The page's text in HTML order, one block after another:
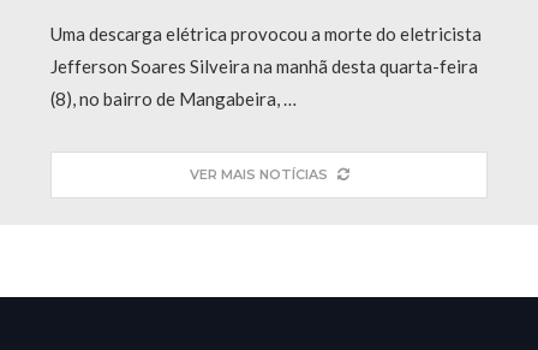
Uma descarga elétrica provocou a morte do eletricista
Jefferson Soares Silveira na manhã desta quarta-feira
(8), no bairro de Mangabeira, …
VER MAIS NOTÍCIAS